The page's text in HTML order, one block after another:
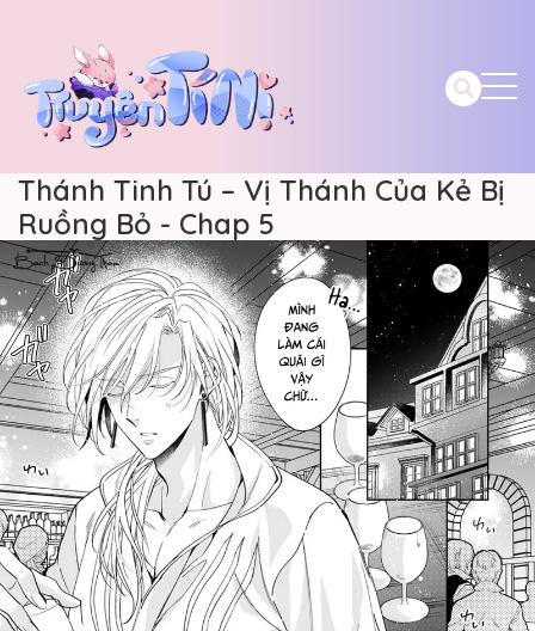
Thánh Tinh Tú – Vị Thánh Của Kẻ Bị
Ruồng Bỏ - Chap 5